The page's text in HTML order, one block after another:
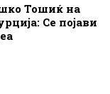
Тошиќ на
Се појави